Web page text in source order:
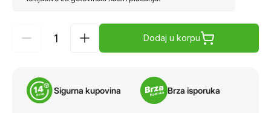
Dodaj u korpu
Sigurna kupovina Brza isporuka